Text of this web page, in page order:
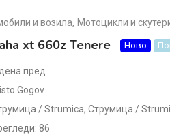
и возила, Мотоцикли и
xt 660z Tenere Ново
пред
Gogov
/ Strumica, Струмица /
86